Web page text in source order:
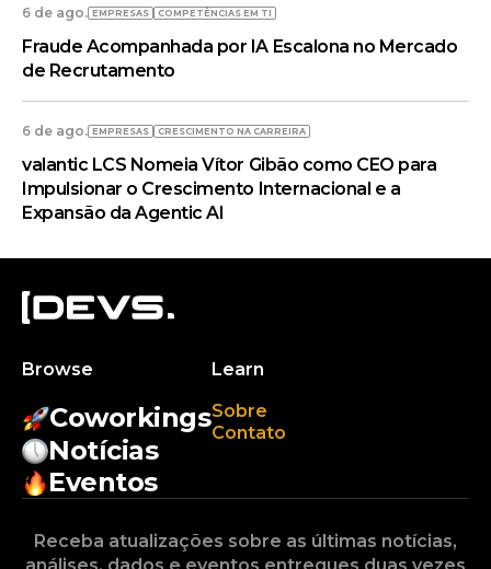
6 de ago. EMPRESAS COMPETÊNCIAS EM TI
Fraude Acompanhada por IA Escalona no Mercado
de Recrutamento
6 de ago. EMPRESAS CRESCIMENTO NA CARREIRA
valantic LCS Nomeia Vítor Gibão como CEO para
Impulsionar o Crescimento Internacional e a
Expansão da Agentic AI
Browse
Coworkings
Notícias
Eventos
Learn
Sobre
Contato
Receba atualizações sobre as últimas notícias,